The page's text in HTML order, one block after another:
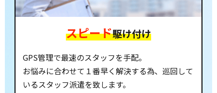
スピード駆け付け
GPS管理で最速のスタッフを手配。
お悩みに合わせて１番早く解決する為、巡回して
いるスタッフ派遣を致します。